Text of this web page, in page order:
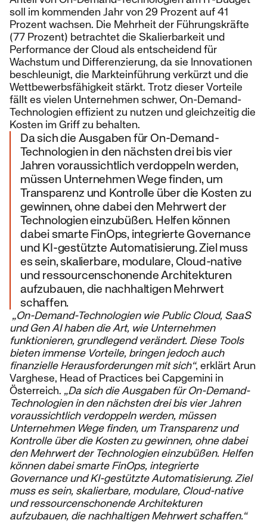
soll im kommenden Jahr von 29 Prozent auf 41
Prozent wachsen. Die Mehrheit der Führungskräfte
(77 Prozent) betrachtet die Skalierbarkeit und
Performance der Cloud als entscheidend für
Wachstum und Differenzierung, da sie Innovationen
beschleunigt, die Markteinführung verkürzt und die
Wettbewerbsfähigkeit stärkt. Trotz dieser Vorteile
fällt es vielen Unternehmen schwer, On-Demand-
Technologien effizient zu nutzen und gleichzeitig die
Kosten im Griff zu behalten.
Da sich die Ausgaben für On-Demand-
Technologien in den nächsten drei bis vier
Jahren voraussichtlich verdoppeln werden,
müssen Unternehmen Wege finden, um
Transparenz und Kontrolle über die Kosten zu
gewinnen, ohne dabei den Mehrwert der
Technologien einzubüßen. Helfen können
dabei smarte FinOps, integrierte Governance
und KI-gestützte Automatisierung. Ziel muss
es sein, skalierbare, modulare, Cloud-native
und ressourcenschonende Architekturen
aufzubauen, die nachhaltigen Mehrwert
schaffen.
„On-Demand-Technologien wie Public Cloud, SaaS
und Gen AI haben die Art, wie Unternehmen
funktionieren, grundlegend verändert. Diese Tools
bieten immense Vorteile, bringen jedoch auch
finanzielle Herausforderungen mit sich“, erklärt Arun
Varghese, Head of Practices bei Capgemini in
Österreich. „Da sich die Ausgaben für On-Demand-
Technologien in den nächsten drei bis vier Jahren
voraussichtlich verdoppeln werden, müssen
Unternehmen Wege finden, um Transparenz und
Kontrolle über die Kosten zu gewinnen, ohne dabei
den Mehrwert der Technologien einzubüßen. Helfen
können dabei smarte FinOps, integrierte
Governance und KI-gestützte Automatisierung. Ziel
muss es sein, skalierbare, modulare, Cloud-native
und ressourcenschonende Architekturen
aufzubauen, die nachhaltigen Mehrwert schaffen.“